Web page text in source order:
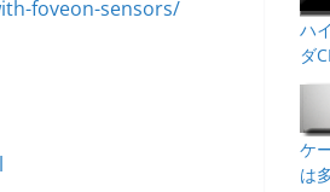
ハ
ダ
ケ
は